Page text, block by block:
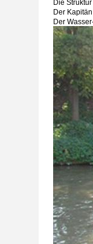
Die
Der
Der